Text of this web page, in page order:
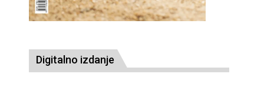
Digitalno izdanje